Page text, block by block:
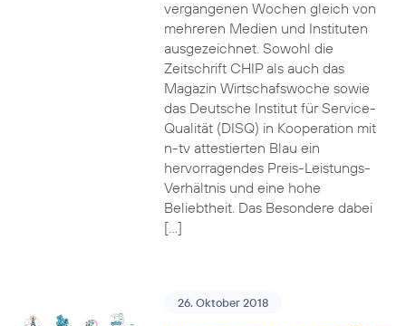
vergangenen Wochen gleich von
mehreren Medien und Instituten
ausgezeichnet. Sowohl die
Zeitschrift CHIP als auch das
Magazin Wirtschafswoche sowie
das Deutsche Institut für Service-
Qualität (DISQ) in Kooperation mit
n-tv attestierten Blau ein
hervorragendes Preis-Leistungs-
Verhältnis und eine hohe
Beliebtheit. Das Besondere dabei
[…]
26. Oktober 2018